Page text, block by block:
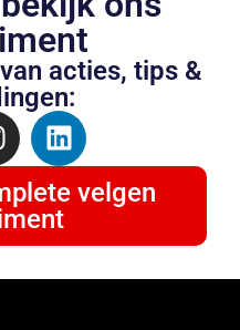
acties, tips &
velgen